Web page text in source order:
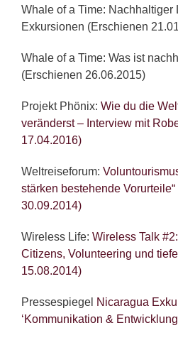
Whale of a Time: Nachhaltiger
Exkursionen (Erschienen
Whale of a Time: Was ist
(Erschienen 26.06.2015)
Projekt Phönix: Wie du die
veränderst – Interview mit
17.04.2016)
Weltreiseforum:
stärken bestehende
30.09.2014)
Wireless Life: Wireless Talk
Citizens, Volunteering und
15.08.2014)
Pressespiegel Nicaragua
‘Kommunikation &